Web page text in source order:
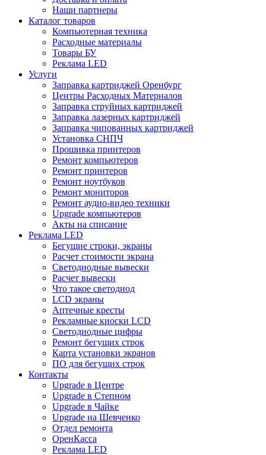
Наши партнеры
Каталог товаров
Компьютерная техника
Расходные материалы
Товары БУ
Реклама LED
Услуги
Заправка картриджей Оренбург
Центры Расходных Материалов
Заправка струйных картриджей
Заправка лазерных картриджей
Заправка чипованных картриджей
Установка СНПЧ
Прошивка принтеров
Ремонт компьютеров
Ремонт принтеров
Ремонт ноутбуков
Ремонт мониторов
Ремонт аудио-видео техники
Upgrade компьютеров
Акты на списание
Реклама LED
Бегущие строки, экраны
Расчет стоимости экрана
Светодиодные вывески
Расчет вывески
Что такое светодиод
LCD экраны
Аптечные кресты
Рекламные киоски LCD
Светодиодные цифры
Ремонт бегущих строк
Карта установки экранов
ПО для бегущих строк
Контакты
Upgrade в Центре
Upgrade в Степном
Upgrade в Чайке
Upgrade на Шевченко
Отдел ремонта
ОренКасса
Реклама LED